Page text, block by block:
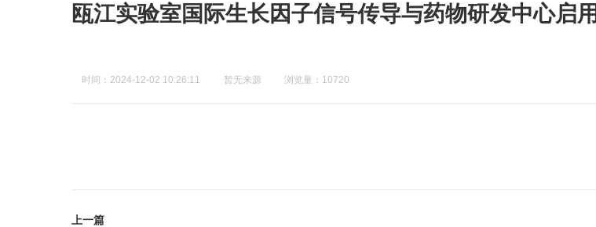
瓯江实验室国际生长因子信号传导与药物研发中心启用
时间：2024-12-02 10:26:11 暂无来源 浏览量：10720
上一篇